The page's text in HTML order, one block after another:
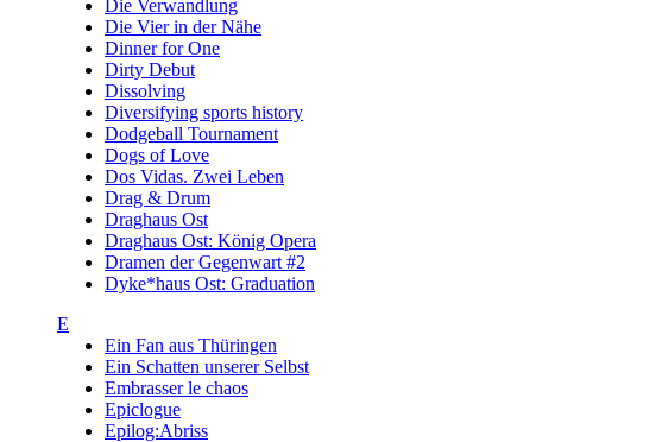
Die Verwandlung
Die Vier in der Nähe
Dinner for One
Dirty Debut
Dissolving
Diversifying sports history
Dodgeball Tournament
Dogs of Love
Dos Vidas. Zwei Leben
Drag & Drum
Draghaus Ost
Draghaus Ost: König Opera
Dramen der Gegenwart #2
Dyke*haus Ost: Graduation
E
Ein Fan aus Thüringen
Ein Schatten unserer Selbst
Embrasser le chaos
Epiclogue
Epilog:Abriss